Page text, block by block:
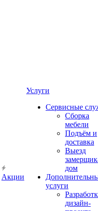
Акции
Услуги
Сервисные
Сборка
мебели
Подъём и
доставка
Выезд
дом
услуги
дизайн-